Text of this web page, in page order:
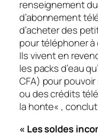
renseignement du
d’abonnement
d’acheter des
pour téléphoner
Ils vivent en
les packs d’eau
CFA) pour
ou des crédits
la honte« ,
« Les soldes